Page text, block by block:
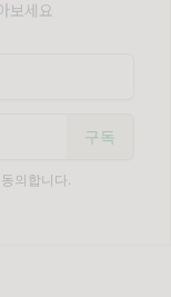
보세요
의합니다.